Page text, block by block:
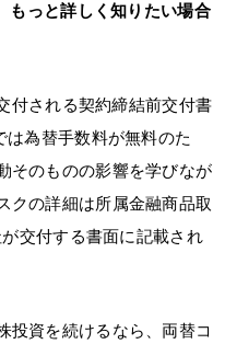
もっと詳しく知りたい場合
付される契約締結前交付書
は為替手数料が無料のた
そのものの影響を学びなが
クの詳細は所属金融商品取
交付する書面に記載され
投資を続けるなら、両替コ